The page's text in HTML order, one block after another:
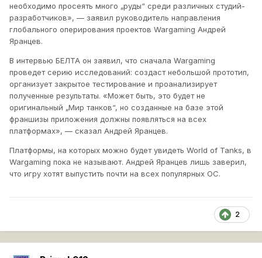
необходимо просеять много „руды“ среди различных студий-
разработчиков», — заявил руководитель направления
глобального оперирования проектов Wargaming Андрей
Яранцев.
В интервью БЕЛТА он заявил, что сначала Wargaming
проведет серию исследований: создаст небольшой прототип,
организует закрытое тестирование и проанализирует
полученные результаты. «Может быть, это будет не
оригинальный „Мир танков“, но созданные на базе этой
франшизы приложения должны появляться на всех
платформах», — сказал Андрей Яранцев.
Платформы, на которых можно будет увидеть World of Tanks, в
Wargaming пока не называют. Андрей Яранцев лишь заверил,
что игру хотят выпустить почти на всех популярных ОС.
2